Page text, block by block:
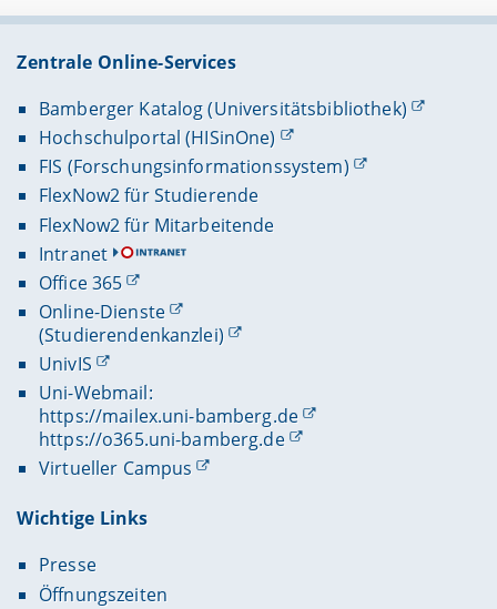
Zentrale Online-Services
Bamberger Katalog (Universitätsbibliothek)
Hochschulportal (HISinOne)
FIS (Forschungsinformationssystem)
FlexNow2 für Studierende
FlexNow2 für Mitarbeitende
Intranet
Office 365
Online-Dienste
(Studierendenkanzlei)
UnivIS
Uni-Webmail:
https://mailex.uni-bamberg.de
https://o365.uni-bamberg.de
Virtueller Campus
Wichtige Links
Presse
Öffnungszeiten